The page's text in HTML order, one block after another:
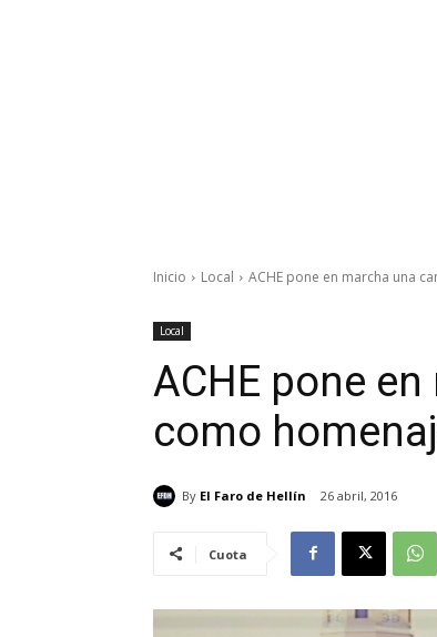
Inicio Local ACHE pone en marcha una
Local
ACHE pone
como
By El Faro de Hellín 26 abril, 2016
Cuota